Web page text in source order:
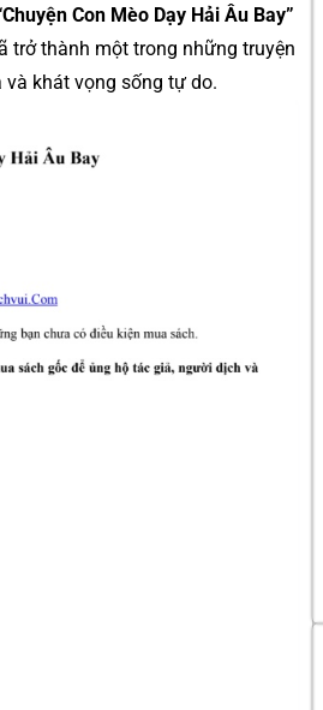
Con Mèo Dạy Hải Âu Bay”
trở thành một trong những truyện
khát vọng sống tự do.